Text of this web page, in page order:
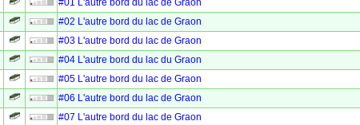
#01 L'autre bord du lac de Graon
#02 L'autre bord du lac de Graon
#03 L'autre bord du lac de Graon
#04 L'autre bord du lac du Graon
#05 L'autre bord du lac de Graon
#06 L'autre bord du lac de Graon
#07 L'autre bord du lac de Graon